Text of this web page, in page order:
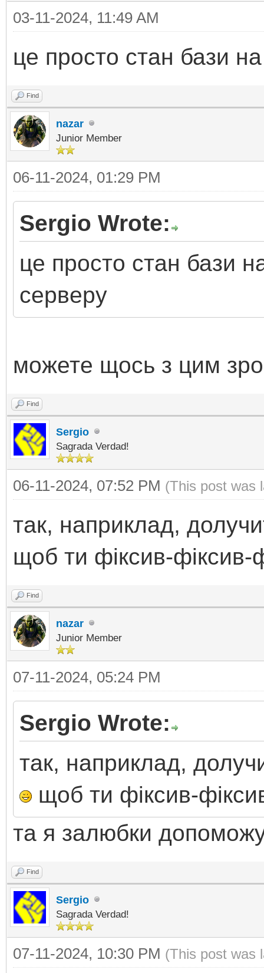
03-11-2024, 11:49 AM
це просто стан бази
Find
nazar
Junior Member
06-11-2024, 01:29 PM
Sergio Wrote:
це просто стан бази
серверу
можете щось з цим
Find
Sergio
Sagrada Verdad!
06-11-2024, 07:52 PM (This post was
так, наприклад,
щоб ти фiксив-фiксив-
Find
nazar
Junior Member
07-11-2024, 05:24 PM
Sergio Wrote:
так, наприклад,
щоб ти фiксив-
та я залюбки
Find
Sergio
Sagrada Verdad!
07-11-2024, 10:30 PM (This post was